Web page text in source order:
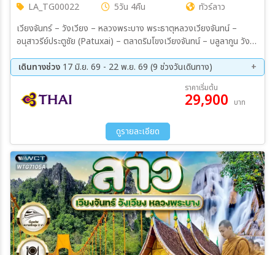
LA_TG00022 5วัน 4คืน
ทัวร์ลาว
เวียงจันทร์ – วังเวียง – หลวงพระบาง พระธาตุหลวงเวียงจันทน์ –
อนุสาวรีย์ประตูชัย (Patuxai) – ตลาดริมโขงเวียงจันทน์ – บลูลากูน วัง
– พระธาตุพูสี – ตลาดมืดหลวงพระบาง – บ้านซ่างไห – ล่องเรือหางยาว
ไปถ้ำติ่ง (Pak Ou Caves) – วัดเชียงทอง – ตักบาตรข้าวเหนียว –
พระราชวังเก่าหลวงพระบาง
เดินทางช่วง 17 มิ.ย. 69 - 22 พ.ย. 69 (9 ช่วงวันเดินทาง)
26 ส.ค. 69 - 30 ส.ค. 69
09 ก.ย. 69 - 13 ก.ย. 69
23 ก.ย. 69 - 27 ก.ย. 69
07 ต.ค. 69 - 11 ต.ค. 69
09 ต.ค. 69 - 13 ต.ค. 69
04 พ.ย. 69 - 08 พ.ย. 69
ราคาเริ่มต้น
29,900 บาท
ดูรายละเอียด